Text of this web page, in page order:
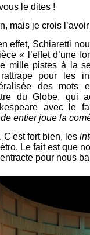
le dites !
mais je crois
effet, Schiaretti
« l’effet d’une
mille pistes à la
pour les
des mots
du Globe, qui
avec le
entier joue la
C'est fort bien, les
Le fait est que
pour nous